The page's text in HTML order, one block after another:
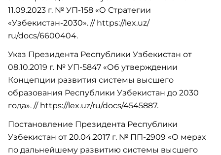
11.09.2023 г. № УП-158 «О Стратегии
«Узбекистан-2030». // https://lex.uz/
ru/docs/6600404.
Указ Президента Республики Узбекистан от
08.10.2019 г. № УП-5847 «Об утверждении
Концепции развития системы высшего
образования Республики Узбекистан до 2030
года». // https://lex.uz/ru/docs/4545887.
Постановление Президента Республики
Узбекистан от 20.04.2017 г. № ПП-2909 «О мерах
по дальнейшему развитию системы высшего